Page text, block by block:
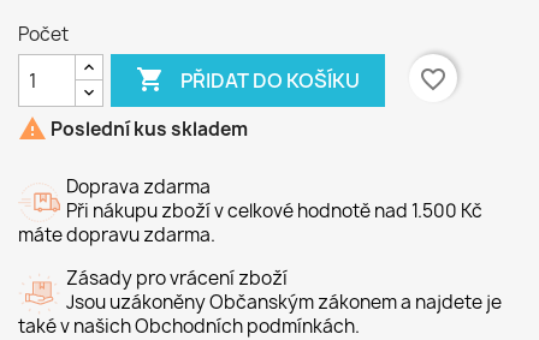
Počet
 PŘIDAT DO KOŠÍKU
favorite_border
 Poslední kus skladem
Doprava zdarma
Při nákupu zboží v celkové hodnotě nad 1.500 Kč
máte dopravu zdarma.
Zásady pro vrácení zboží
Jsou uzákoněny Občanským zákonem a najdete je
také v našich Obchodních podmínkách.